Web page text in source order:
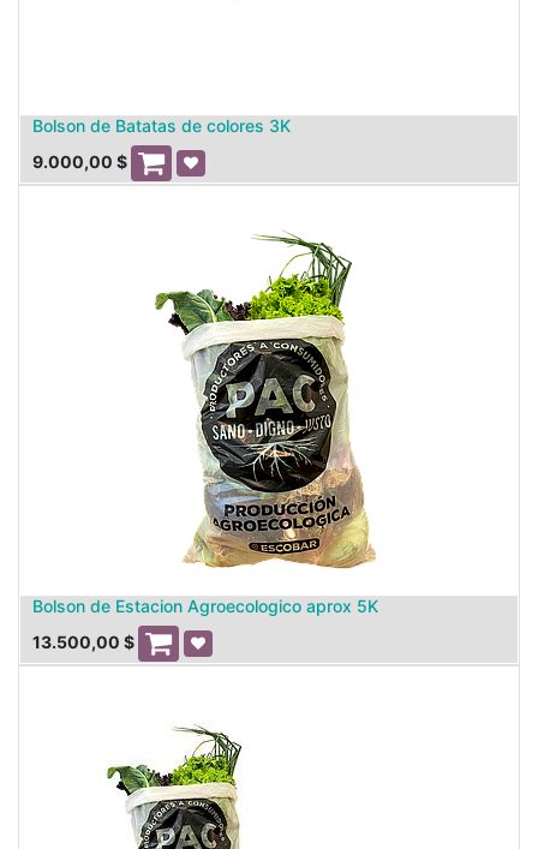
Bolson de Batatas de colores 3K
9.000,00 $
Bolson de Estacion Agroecologico aprox 5K
13.500,00 $